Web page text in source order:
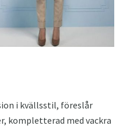
i kvällsstil, föreslår
kompletterad med vackra